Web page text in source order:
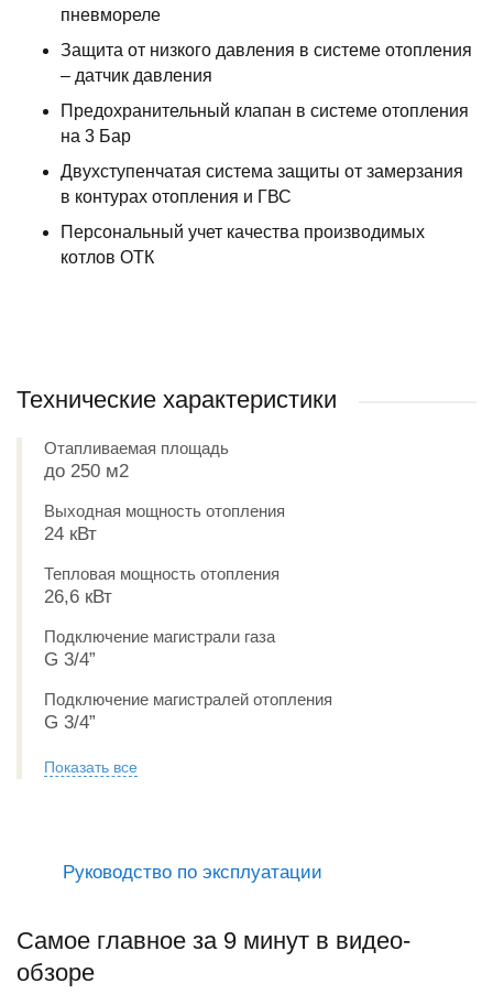
пневмореле
Защита от низкого давления в системе отопления
– датчик давления
Предохранительный клапан в системе отопления
на 3 Бар
Двухступенчатая система защиты от замерзания
в контурах отопления и ГВС
Персональный учет качества производимых
котлов ОТК
Технические характеристики
Отапливаемая площадь
до 250 м2
Выходная мощность отопления
24 кВт
Тепловая мощность отопления
26,6 кВт
Подключение магистрали газа
G 3/4”
Подключение магистралей отопления
G 3/4”
Показать все
Руководство по эксплуатации
Самое главное за 9 минут в видео-
обзоре